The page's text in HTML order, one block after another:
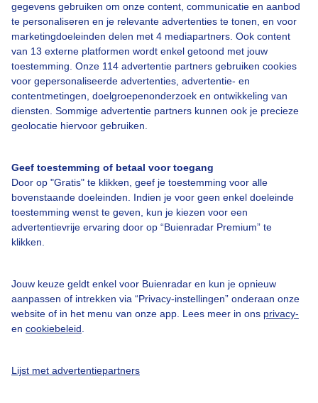
gegevens gebruiken om onze content, communicatie en aanbod
te personaliseren en je relevante advertenties te tonen, en voor
marketingdoeleinden delen met 4 mediapartners. Ook content
van 13 externe platformen wordt enkel getoond met jouw
toestemming. Onze 114 advertentie partners gebruiken cookies
voor gepersonaliseerde advertenties, advertentie- en
contentmetingen, doelgroepenonderzoek en ontwikkeling van
diensten. Sommige advertentie partners kunnen ook je precieze
geolocatie hiervoor gebruiken.
Geef toestemming of betaal voor toegang
Door op "Gratis" te klikken, geef je toestemming voor alle
bovenstaande doeleinden. Indien je voor geen enkel doeleinde
toestemming wenst te geven, kun je kiezen voor een
advertentievrije ervaring door op “Buienradar Premium” te
klikken.
Jouw keuze geldt enkel voor Buienradar en kun je opnieuw
aanpassen of intrekken via “Privacy-instellingen” onderaan onze
website of in het menu van onze app. Lees meer in ons privacy-
en cookiebeleid
Lijst met advertentiepartners
Over Buienradar
Bedrijfsgegevens
Contact
Toegankelijkheid
Gebruikersvoorwaarden
Adverteren
Privacy beleid
Cookie beleid